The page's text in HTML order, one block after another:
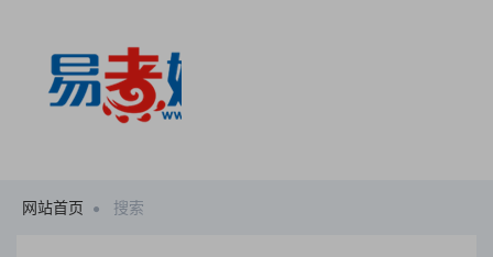
网站首页 搜索